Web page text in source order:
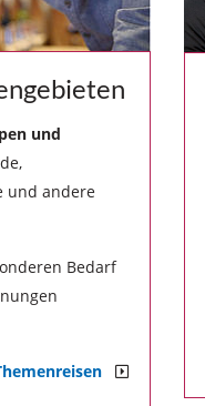
und
und andere
Bedarf